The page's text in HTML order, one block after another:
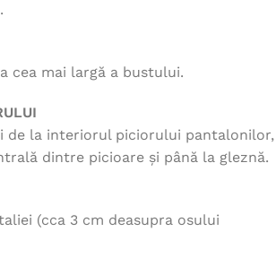
cea mai largă a bustului.
de la interiorul piciorului pantalonilor,
dintre picioare și până la gleznă.
(cca 3 cm deasupra osului